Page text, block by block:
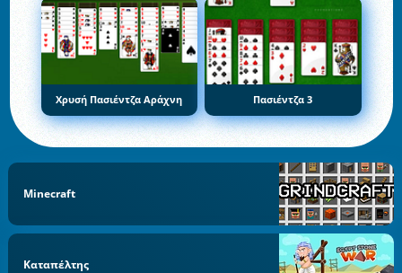
Χρυσή Πασιέντζα Αράχνη Πασιέντζα 3
Minecraft
Καταπέλτης